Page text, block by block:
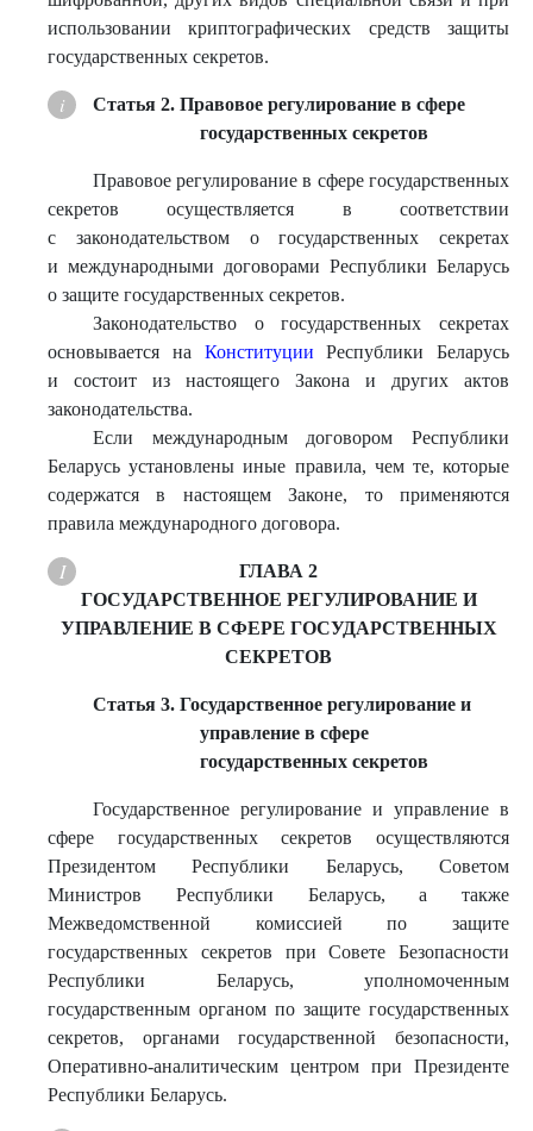
использовании криптографических средств защиты
государственных секретов.
Статья 2. Правовое регулирование в сфере
государственных секретов
Правовое регулирование в сфере государственных
секретов осуществляется в соответствии
с законодательством о государственных секретах
и международными договорами Республики Беларусь
о защите государственных секретов.
Законодательство о государственных секретах
основывается на Конституции Республики Беларусь
и состоит из настоящего Закона и других актов
законодательства.
Если международным договором Республики
Беларусь установлены иные правила, чем те, которые
содержатся в настоящем Законе, то применяются
правила международного договора.
ГЛАВА 2
ГОСУДАРСТВЕННОЕ РЕГУЛИРОВАНИЕ И
УПРАВЛЕНИЕ В СФЕРЕ ГОСУДАРСТВЕННЫХ
СЕКРЕТОВ
Статья 3. Государственное регулирование и
управление в сфере
государственных секретов
Государственное регулирование и управление в
сфере государственных секретов осуществляются
Президентом Республики Беларусь, Советом
Министров Республики Беларусь, а также
Межведомственной комиссией по защите
государственных секретов при Совете Безопасности
Республики Беларусь, уполномоченным
государственным органом по защите государственных
секретов, органами государственной безопасности,
Оперативно-аналитическим центром при Президенте
Республики Беларусь.